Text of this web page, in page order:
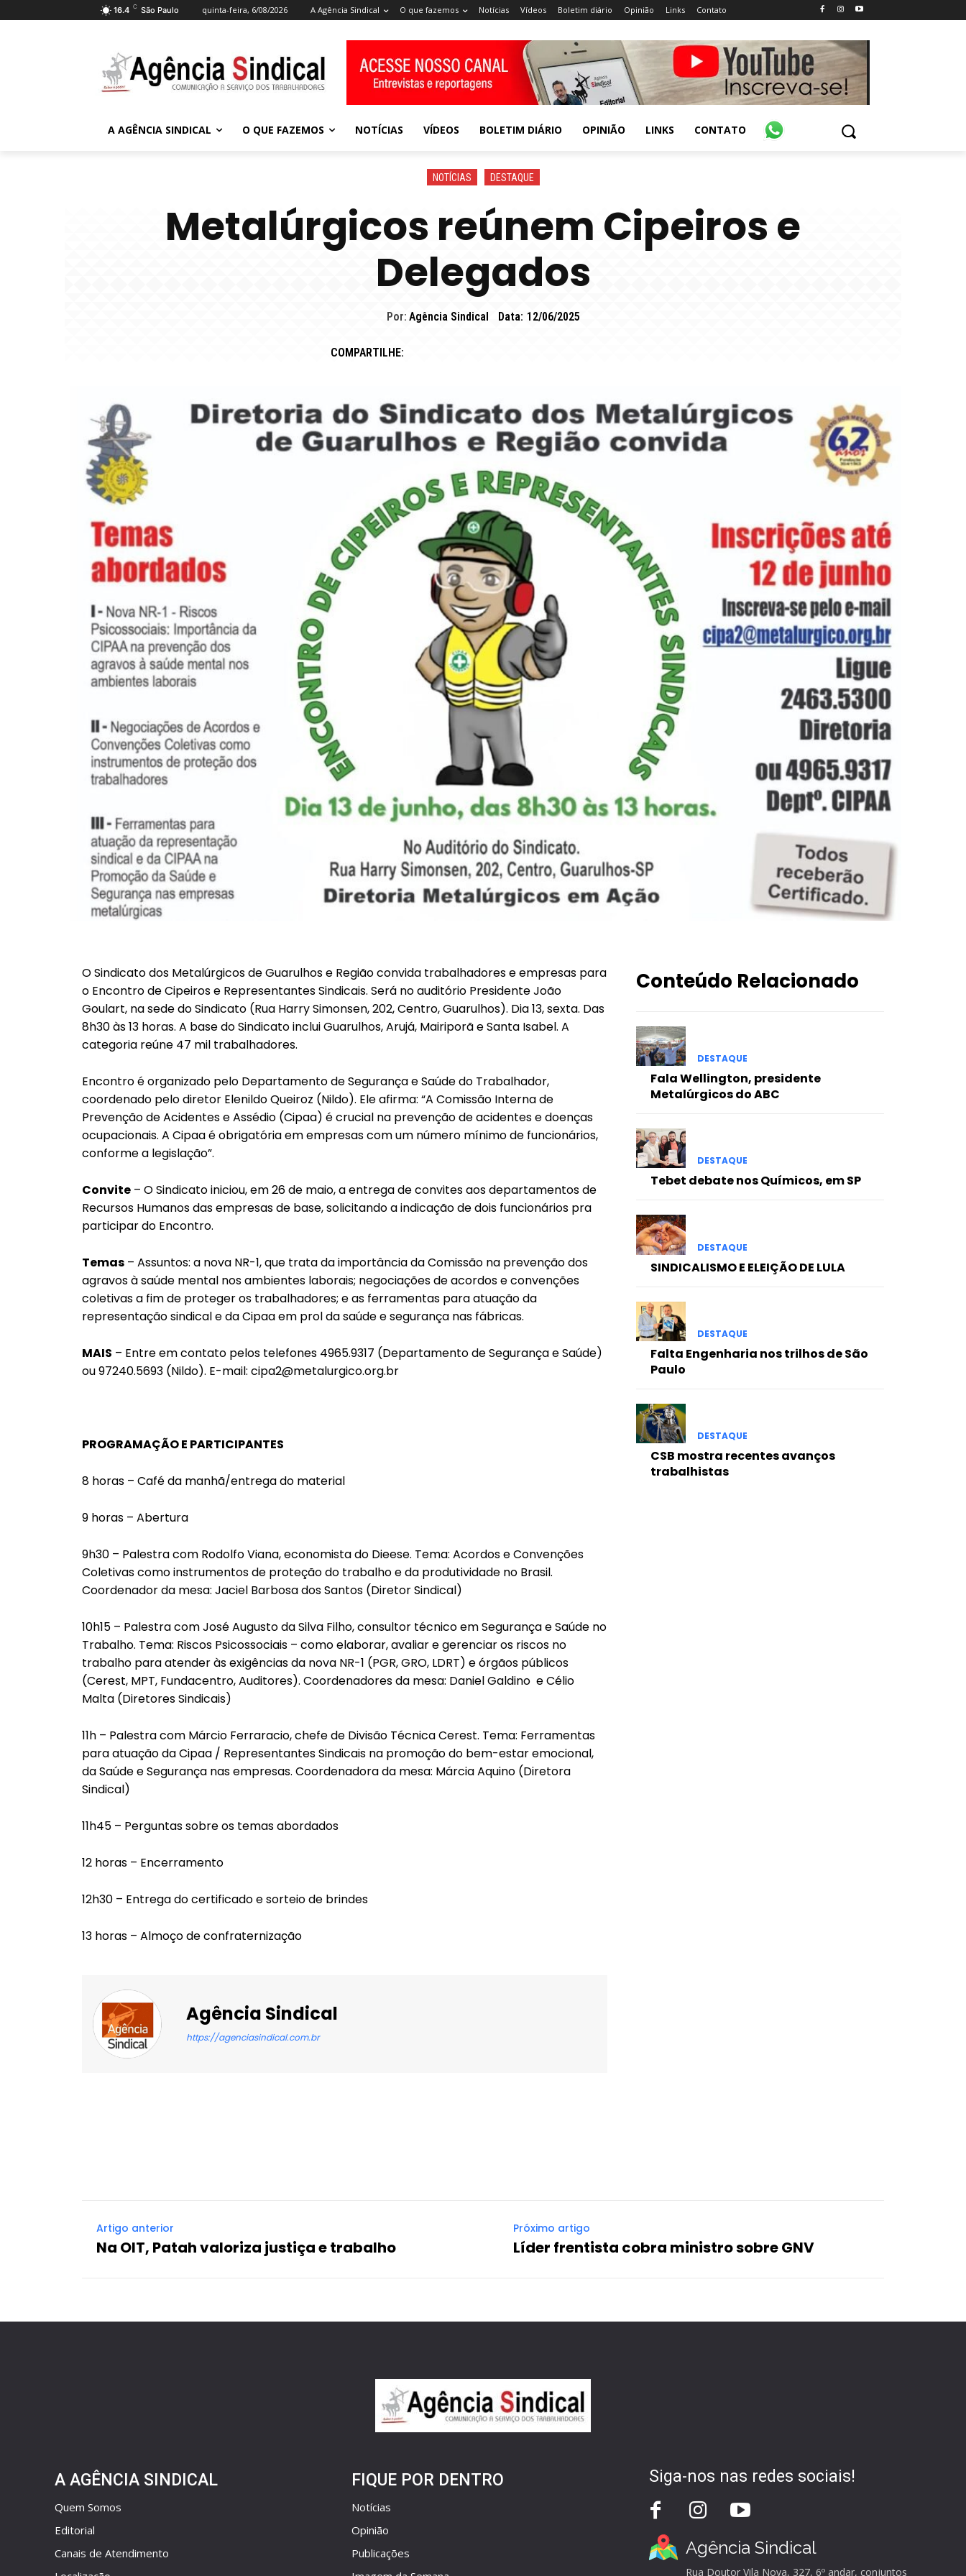
16.4 C São Paulo quinta-feira, 6/08/2026 A Agência Sindical O que fazemos Notícias Vídeos Boletim diário Opinião Links Contato
A AGÊNCIA SINDICAL O QUE FAZEMOS NOTÍCIAS VÍDEOS BOLETIM DIÁRIO OPINIÃO LINKS CONTATO
NOTÍCIAS DESTAQUE
Metalúrgicos reúnem Cipeiros e
Delegados
Por: Agência Sindical Data: 12/06/2025
COMPARTILHE:
O Sindicato dos Metalúrgicos de Guarulhos e Região convida trabalhadores e empresas para
o Encontro de Cipeiros e Representantes Sindicais. Será no auditório Presidente João
Goulart, na sede do Sindicato (Rua Harry Simonsen, 202, Centro, Guarulhos). Dia 13, sexta. Das
8h30 às 13 horas. A base do Sindicato inclui Guarulhos, Arujá, Mairiporã e Santa Isabel. A
categoria reúne 47 mil trabalhadores.
Encontro é organizado pelo Departamento de Segurança e Saúde do Trabalhador,
coordenado pelo diretor Elenildo Queiroz (Nildo). Ele afirma: “A Comissão Interna de
Prevenção de Acidentes e Assédio (Cipaa) é crucial na prevenção de acidentes e doenças
ocupacionais. A Cipaa é obrigatória em empresas com um número mínimo de funcionários,
conforme a legislação”.
Convite – O Sindicato iniciou, em 26 de maio, a entrega de convites aos departamentos de
Recursos Humanos das empresas de base, solicitando a indicação de dois funcionários pra
participar do Encontro.
Temas – Assuntos: a nova NR-1, que trata da importância da Comissão na prevenção dos
agravos à saúde mental nos ambientes laborais; negociações de acordos e convenções
coletivas a fim de proteger os trabalhadores; e as ferramentas para atuação da
representação sindical e da Cipaa em prol da saúde e segurança nas fábricas.
MAIS – Entre em contato pelos telefones 4965.9317 (Departamento de Segurança e Saúde)
ou 97240.5693 (Nildo). E-mail: cipa2@metalurgico.org.br
PROGRAMAÇÃO E PARTICIPANTES
8 horas – Café da manhã/entrega do material
9 horas – Abertura
9h30 – Palestra com Rodolfo Viana, economista do Dieese. Tema: Acordos e Convenções
Coletivas como instrumentos de proteção do trabalho e da produtividade no Brasil.
Coordenador da mesa: Jaciel Barbosa dos Santos (Diretor Sindical)
10h15 – Palestra com José Augusto da Silva Filho, consultor técnico em Segurança e Saúde no
Trabalho. Tema: Riscos Psicossociais – como elaborar, avaliar e gerenciar os riscos no
trabalho para atender às exigências da nova NR-1 (PGR, GRO, LDRT) e órgãos públicos
(Cerest, MPT, Fundacentro, Auditores). Coordenadores da mesa: Daniel Galdino e Célio
Malta (Diretores Sindicais)
11h – Palestra com Márcio Ferraracio, chefe de Divisão Técnica Cerest. Tema: Ferramentas
para atuação da Cipaa / Representantes Sindicais na promoção do bem-estar emocional,
da Saúde e Segurança nas empresas. Coordenadora da mesa: Márcia Aquino (Diretora
Sindical)
11h45 – Perguntas sobre os temas abordados
12 horas – Encerramento
12h30 – Entrega do certificado e sorteio de brindes
13 horas – Almoço de confraternização
Agência Sindical
https://agenciasindical.com.br
Conteúdo Relacionado
DESTAQUE
Fala Wellington, presidente
Metalúrgicos do ABC
DESTAQUE
Tebet debate nos Químicos, em SP
DESTAQUE
SINDICALISMO E ELEIÇÃO DE LULA
DESTAQUE
Falta Engenharia nos trilhos de São
Paulo
DESTAQUE
CSB mostra recentes avanços
trabalhistas
Artigo anterior
Na OIT, Patah valoriza justiça e trabalho
Próximo artigo
Líder frentista cobra ministro sobre GNV
A AGÊNCIA SINDICAL
Quem Somos
Editorial
Canais de Atendimento
FIQUE POR DENTRO
Notícias
Opinião
Publicações
Siga-nos nas redes sociais!
Agência Sindical
Rua Doutor Vila Nova, 327, 6º andar, conjuntos